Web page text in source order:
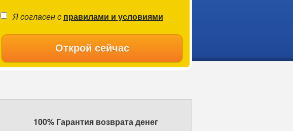
Я согласен с правилами и условиями
Открой сейчас
100% Гарантия возврата денег